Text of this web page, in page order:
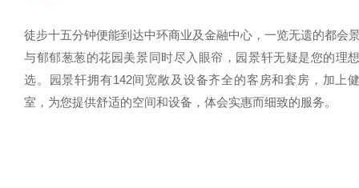
徒步十五分钟便能到达中环商业及金融中心，一览无遗的都会
与郁郁葱葱的花园美景同时尽入眼帘，园景轩无疑是您的理
选。园景轩拥有142间宽敞及设备齐全的客房和套房，加上
室，为您提供舒适的空间和设备，体会实惠而细致的服务。